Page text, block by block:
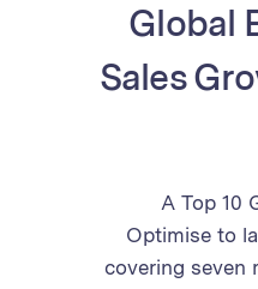
Global
Sales
A Top 10
Optimise to
covering seven